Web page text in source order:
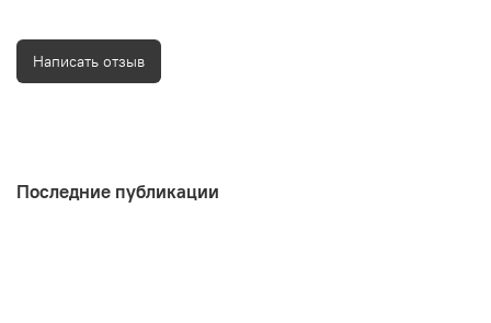
Написать отзыв
Последние публикации